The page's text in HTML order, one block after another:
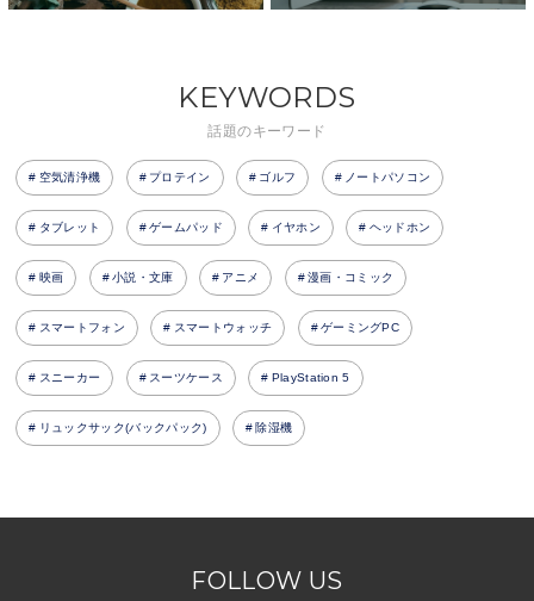
KEYWORDS
話題のキーワード
空気清浄機 プロテイン ゴルフ ノートパソコン
タブレット ゲームパッド イヤホン ヘッドホン
映画 小説・文庫 アニメ 漫画・コミック
スマートフォン スマートウォッチ ゲーミングPC
スニーカー スーツケース PlayStation 5
リュックサック(バックパック) 除湿機
FOLLOW US